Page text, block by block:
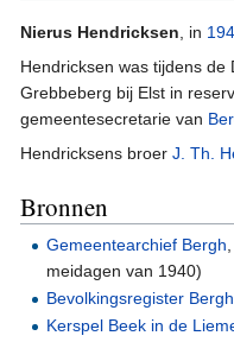
Nierus Hendricksen, in
Hendricksen was tijdens de
Grebbeberg bij Elst in
gemeentesecretarie van
Hendricksens broer J. Th.
Bronnen
Gemeentearchief Bergh
meidagen van 1940)
Bevolkingsregister Bergh
Kerspel Beek in de